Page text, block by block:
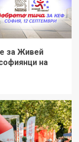
за Живей
на